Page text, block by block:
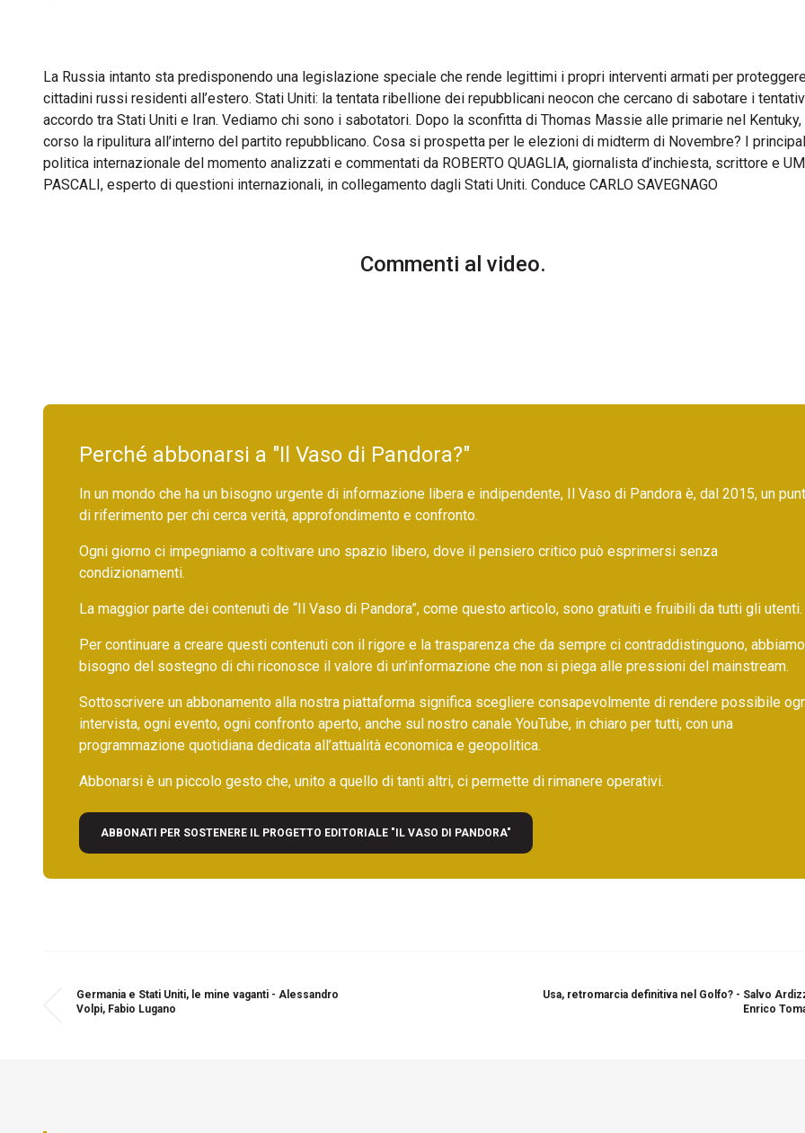
La Russia intanto sta predisponendo una legislazione speciale che rende legittimi i propri interventi armati per
cittadini russi residenti all’estero. Stati Uniti: la tentata ribellione dei repubblicani neocon che cercano di sabotare i
accordo tra Stati Uniti e Iran. Vediamo chi sono i sabotatori. Dopo la sconfitta di Thomas Massie alle primarie nel Kentuky,
corso la ripulitura all’interno del partito repubblicano. Cosa si prospetta per le elezioni di midterm di Novembre? I
politica internazionale del momento analizzati e commentati da ROBERTO QUAGLIA, giornalista d’inchiesta, scrittore e
PASCALI, esperto di questioni internazionali, in collegamento dagli Stati Uniti. Conduce CARLO SAVEGNAGO
Commenti al video.
Perché abbonarsi a "Il Vaso di Pandora?"
In un mondo che ha un bisogno urgente di informazione libera e indipendente, Il Vaso di Pandora è, dal 2015, un
di riferimento per chi cerca verità, approfondimento e confronto.
Ogni giorno ci impegniamo a coltivare uno spazio libero, dove il pensiero critico può esprimersi senza
condizionamenti.
La maggior parte dei contenuti de “Il Vaso di Pandora”, come questo articolo, sono gratuiti e fruibili da tutti gli utenti.
Per continuare a creare questi contenuti con il rigore e la trasparenza che da sempre ci contraddistinguono, abbiamo
bisogno del sostegno di chi riconosce il valore di un’informazione che non si piega alle pressioni del mainstream.
Sottoscrivere un abbonamento alla nostra piattaforma significa scegliere consapevolmente di rendere possibile
intervista, ogni evento, ogni confronto aperto, anche sul nostro canale YouTube, in chiaro per tutti, con una
programmazione quotidiana dedicata all’attualità economica e geopolitica.
Abbonarsi è un piccolo gesto che, unito a quello di tanti altri, ci permette di rimanere operativi.
ABBONATI PER SOSTENERE IL PROGETTO EDITORIALE "IL VASO DI PANDORA"
Germania e Stati Uniti, le mine vaganti - Alessandro
Volpi, Fabio Lugano
Usa, retromarcia definitiva nel Golfo? - Salvo
Enrico